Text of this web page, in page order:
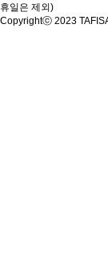
휴일은 제외)
Copyrightⓒ 2023